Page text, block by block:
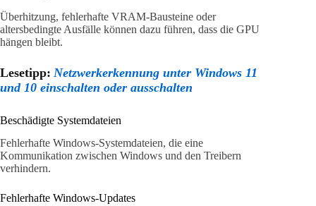
Überhitzung, fehlerhafte VRAM-Bausteine oder
altersbedingte Ausfälle können dazu führen, dass die GPU
hängen bleibt.
Lesetipp: Netzwerkerkennung unter Windows 11
und 10 einschalten oder ausschalten
Beschädigte Systemdateien
Fehlerhafte Windows-Systemdateien, die eine
Kommunikation zwischen Windows und den Treibern
verhindern.
Fehlerhafte Windows-Updates